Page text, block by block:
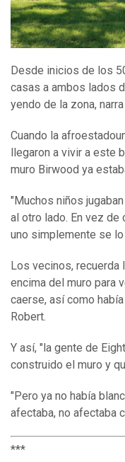
Desde inicios de los
casas a ambos lados
yendo de la zona,
Cuando la
llegaron a vivir a este
muro Birwood ya
"Muchos niños
al otro lado. En vez de
uno simplemente se lo
Los vecinos, recuerda
encima del muro para
caerse, así como
Robert.
Y así, "la gente de
construido el muro y
"Pero ya no había
afectaba, no afectaba
***